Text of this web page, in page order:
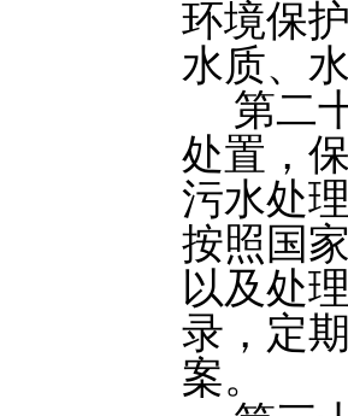
环境保
水质、
第二
处置，
污水处
按照国
以及处
录，定
案。